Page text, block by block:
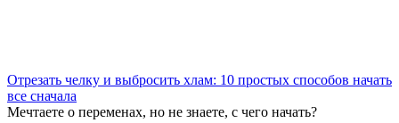
Отрезать челку и выбросить хлам: 10 простых способов начать
все сначала
Мечтаете о переменах, но не знаете, с чего начать?